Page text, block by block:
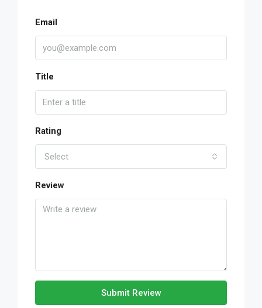
Email
Title
Rating
Select
Review
Submit Review